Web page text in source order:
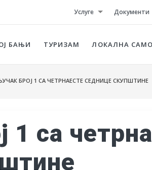
Услуге Документи
БАЊИ ТУРИЗАМ ЛОКАЛНА
БРОЈ 1 СА ЧЕТРНАЕСТЕ СЕДНИЦЕ СКУПШТИНЕ
1 са